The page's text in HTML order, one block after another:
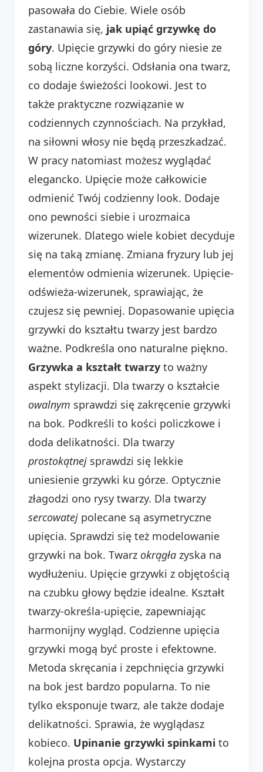
pasowała do Ciebie. Wiele osób
zastanawia się, jak upiąć grzywkę do
góry. Upięcie grzywki do góry niesie ze
sobą liczne korzyści. Odsłania ona twarz,
co dodaje świeżości lookowi. Jest to
także praktyczne rozwiązanie w
codziennych czynnościach. Na przykład,
na siłowni włosy nie będą przeszkadzać.
W pracy natomiast możesz wyglądać
elegancko. Upięcie może całkowicie
odmienić Twój codzienny look. Dodaje
ono pewności siebie i urozmaica
wizerunek. Dlatego wiele kobiet decyduje
się na taką zmianę. Zmiana fryzury lub jej
elementów odmienia wizerunek. Upięcie-
odświeża-wizerunek, sprawiając, że
czujesz się pewniej. Dopasowanie upięcia
grzywki do kształtu twarzy jest bardzo
ważne. Podkreśla ono naturalne piękno.
Grzywka a kształt twarzy to ważny
aspekt stylizacji. Dla twarzy o kształcie
owalnym sprawdzi się zakręcenie grzywki
na bok. Podkreśli to kości policzkowe i
doda delikatności. Dla twarzy
prostokątnej sprawdzi się lekkie
uniesienie grzywki ku górze. Optycznie
złagodzi ono rysy twarzy. Dla twarzy
sercowatej polecane są asymetryczne
upięcia. Sprawdzi się też modelowanie
grzywki na bok. Twarz okrągła zyska na
wydłużeniu. Upięcie grzywki z objętością
na czubku głowy będzie idealne. Kształt
twarzy-określa-upięcie, zapewniając
harmonijny wygląd. Codzienne upięcia
grzywki mogą być proste i efektowne.
Metoda skręcania i zepchnięcia grzywki
na bok jest bardzo popularna. To nie
tylko eksponuje twarz, ale także dodaje
delikatności. Sprawia, że wyglądasz
kobieco. Upinanie grzywki spinkami to
kolejna prosta opcja. Wystarczy